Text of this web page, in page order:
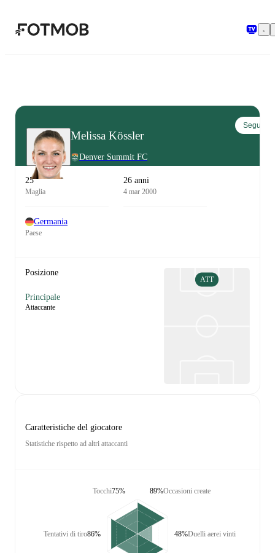
Melissa Kössler
Denver Summit FC
Segui
25
Maglia
26 anni
4 mar 2000
Germania
Paese
Posizione
Principale
Attaccante
ATT
Caratteristiche del giocatore
Statistiche rispetto ad altri attaccanti
Tocchi75%
Tentativi di tiro86%
Occasioni create
89%
Duelli aerei vinti
48%